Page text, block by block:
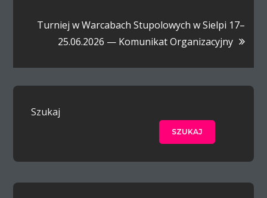
Turniej w Warcabach Stupolowych w Sielpi 17–
25.06.2026 — Komunikat Organizacyjny
Szukaj
SZUKAJ